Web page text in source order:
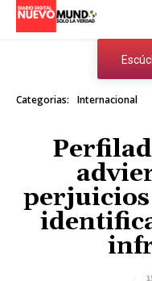
Categorias: Internacional
perjuicios